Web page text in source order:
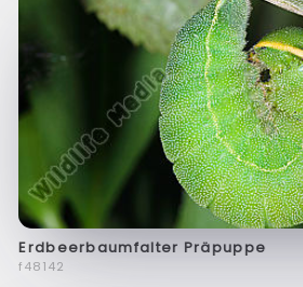
Erdbeerbaumfalter Präpuppe
f48142